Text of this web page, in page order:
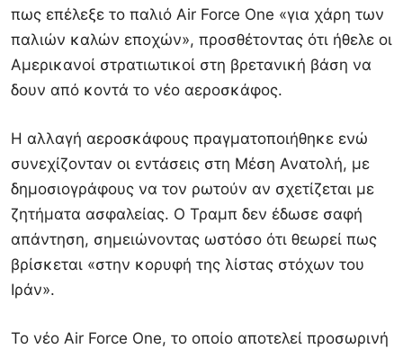
πως επέλεξε το παλιό Air Force One «για χάρη των
παλιών καλών εποχών», προσθέτοντας ότι ήθελε οι
Αμερικανοί στρατιωτικοί στη βρετανική βάση να
δουν από κοντά το νέο αεροσκάφος.
Η αλλαγή αεροσκάφους πραγματοποιήθηκε ενώ
συνεχίζονταν οι εντάσεις στη Μέση Ανατολή, με
δημοσιογράφους να τον ρωτούν αν σχετίζεται με
ζητήματα ασφαλείας. Ο Τραμπ δεν έδωσε σαφή
απάντηση, σημειώνοντας ωστόσο ότι θεωρεί πως
βρίσκεται «στην κορυφή της λίστας στόχων του
Ιράν».
Το νέο Air Force One, το οποίο αποτελεί προσωρινή